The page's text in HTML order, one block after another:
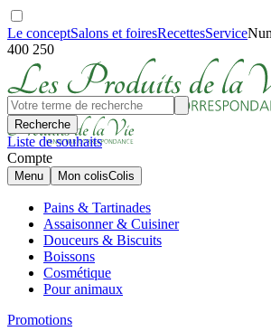
Le conceptSalons et foiresRecettesService
400 250
Recherche
Liste de souhaits
Compte
Menu Mon colisColis
Pains & Tartinades
Assaisonner & Cuisiner
Douceurs & Biscuits
Boissons
Cosmétique
Pour animaux
Promotions